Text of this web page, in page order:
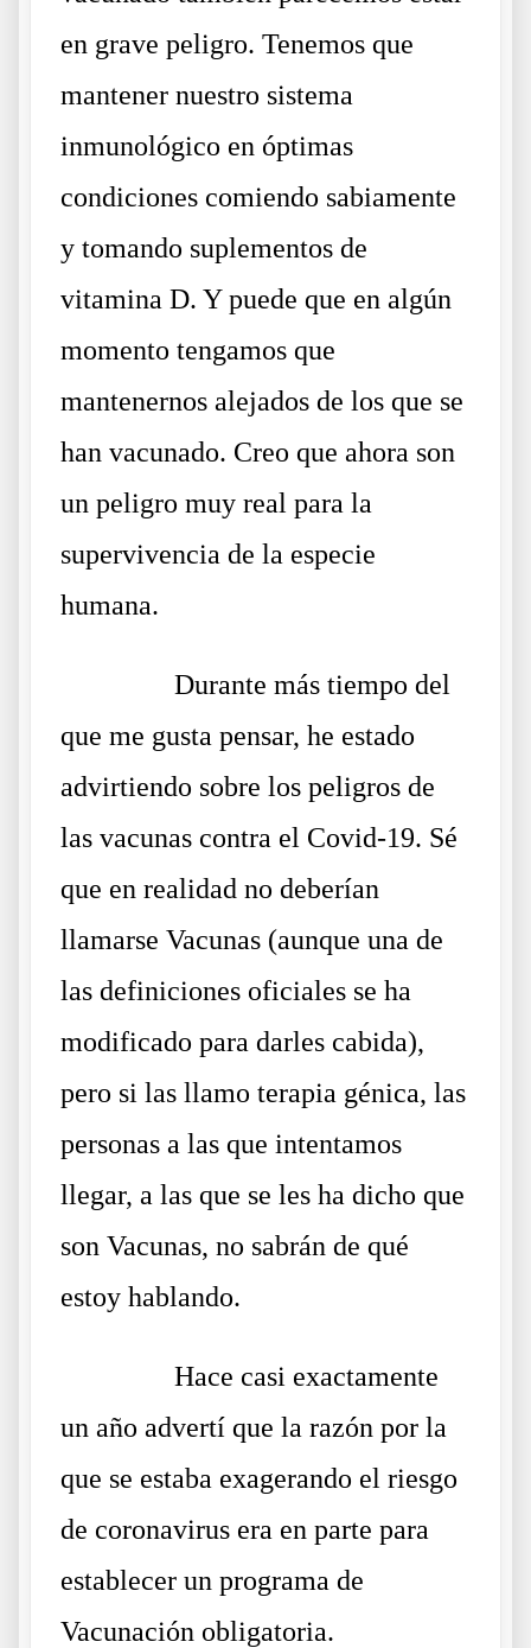
en grave peligro. Tenemos que
mantener nuestro sistema
inmunológico en óptimas
condiciones comiendo sabiamente
y tomando suplementos de
vitamina D. Y puede que en algún
momento tengamos que
mantenernos alejados de los que se
han vacunado. Creo que ahora son
un peligro muy real para la
supervivencia de la especie
humana.
Durante más tiempo del
que me gusta pensar, he estado
advirtiendo sobre los peligros de
las vacunas contra el Covid-19. Sé
que en realidad no deberían
llamarse Vacunas (aunque una de
las definiciones oficiales se ha
modificado para darles cabida),
pero si las llamo terapia génica, las
personas a las que intentamos
llegar, a las que se les ha dicho que
son Vacunas, no sabrán de qué
estoy hablando.
Hace casi exactamente
un año advertí que la razón por la
que se estaba exagerando el riesgo
de coronavirus era en parte para
establecer un programa de
Vacunación obligatoria.